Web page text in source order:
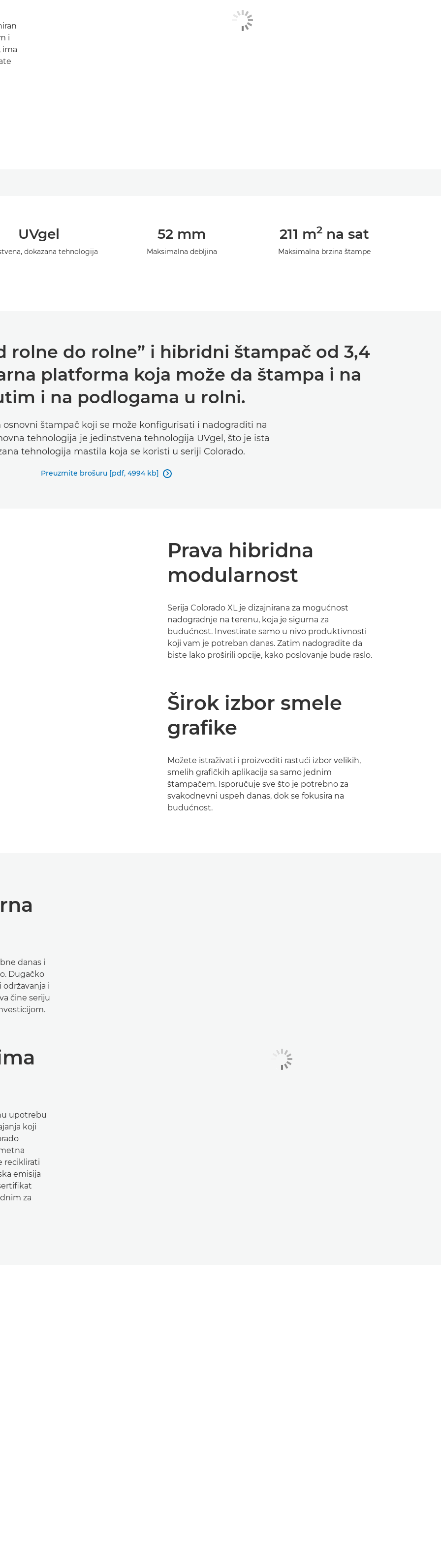
i
ima
UVgel
dokazana tehnologija
52 mm
Maksimalna debljina
211 m2 na sat
Maksimalna brzina štampe
rolne do rolne” i hibridni štampač od 3,4
platforma koja može da štampa i na
i na podlogama u rolni.
osnovni štampač koji se može konfigurisati i nadograditi na
tehnologija je jedinstvena tehnologija UVgel, što je ista
tehnologija mastila koja se koristi u seriji Colorado.
Preuzmite brošuru [pdf, 4994 kb] 
Prava hibridna
modularnost
Serija Colorado XL je dizajnirana za mogućnost
nadogradnje na terenu, koja je sigurna za
budućnost. Investirate samo u nivo produktivnosti
koji vam je potreban danas. Zatim nadogradite da
biste lako proširili opcije, kako poslovanje bude raslo.
Širok izbor smele
grafike
Možete istraživati i proizvoditi rastući izbor velikih,
smelih grafičkih aplikacija sa samo jednim
štampačem. Isporučuje sve što je potrebno za
svakodnevni uspeh danas, dok se fokusira na
budućnost.
danas i
Dugačko
i
čine seriju
upotrebu
koji
reciklirati
emisija
za